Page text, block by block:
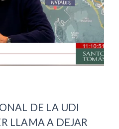
DE LA UDI
LLAMA A DEJAR